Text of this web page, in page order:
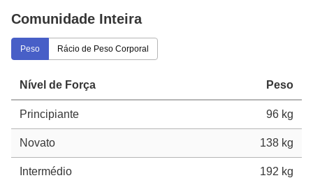
Comunidade Inteira
Peso Rácio de Peso Corporal
Nível de Força Peso
Principiante 96 kg
Novato 138 kg
Intermédio 192 kg